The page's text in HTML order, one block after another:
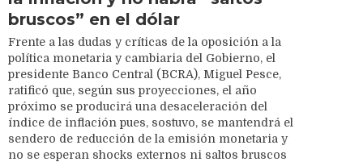
bruscos” en el dólar
Frente a las dudas y críticas de la oposición a la
política monetaria y cambiaria del Gobierno, el
presidente Banco Central (BCRA), Miguel Pesce,
ratificó que, según sus proyecciones, el año
próximo se producirá una desaceleración del
índice de inflación pues, sostuvo, se mantendrá el
sendero de reducción de la emisión monetaria y
no se esperan shocks externos ni saltos bruscos